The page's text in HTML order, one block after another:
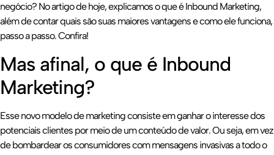
negócio? No artigo de hoje, explicamos o que é Inbound Marketing,
além de contar quais são suas maiores vantagens e como ele funciona,
passo a passo. Confira!
Mas afinal, o que é Inbound
Marketing?
Esse novo modelo de marketing consiste em ganhar o interesse dos
potenciais clientes por meio de um conteúdo de valor. Ou seja, em vez
de bombardear os consumidores com mensagens invasivas a todo o